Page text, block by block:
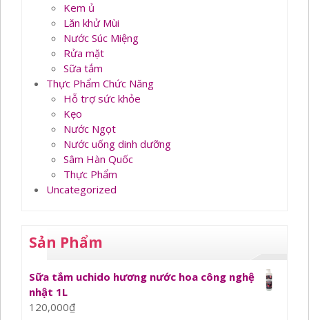
Kem ủ
Lăn khử Mùi
Nước Súc Miệng
Rửa mặt
Sữa tắm
Thực Phẩm Chức Năng
Hỗ trợ sức khỏe
Kẹo
Nước Ngọt
Nước uống dinh dưỡng
Sâm Hàn Quốc
Thực Phẩm
Uncategorized
Sản Phẩm
Sữa tắm uchido hương nước hoa công nghệ
nhật 1L
120,000₫